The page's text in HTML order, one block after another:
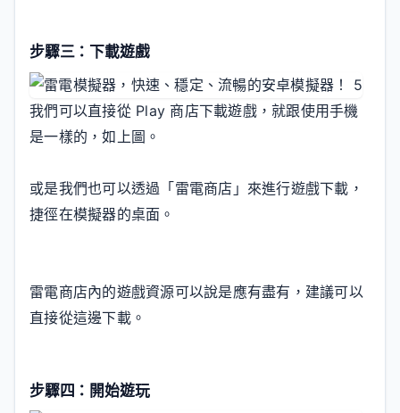
步驟三：下載遊戲
我們可以直接從 Play 商店下載遊戲，就跟使用手機
是一樣的，如上圖。
或是我們也可以透過「雷電商店」來進行遊戲下載，
捷徑在模擬器的桌面。
雷電商店內的遊戲資源可以說是應有盡有，建議可以
直接從這邊下載。
步驟四：開始遊玩